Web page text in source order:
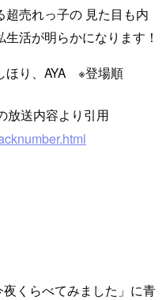
売れっ子の 見た目も内
活が明らかになります！
ほり、AYA ※登場順
放送内容より引用
くらべてみました」に青